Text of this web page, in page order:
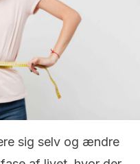
sig selv og ændre